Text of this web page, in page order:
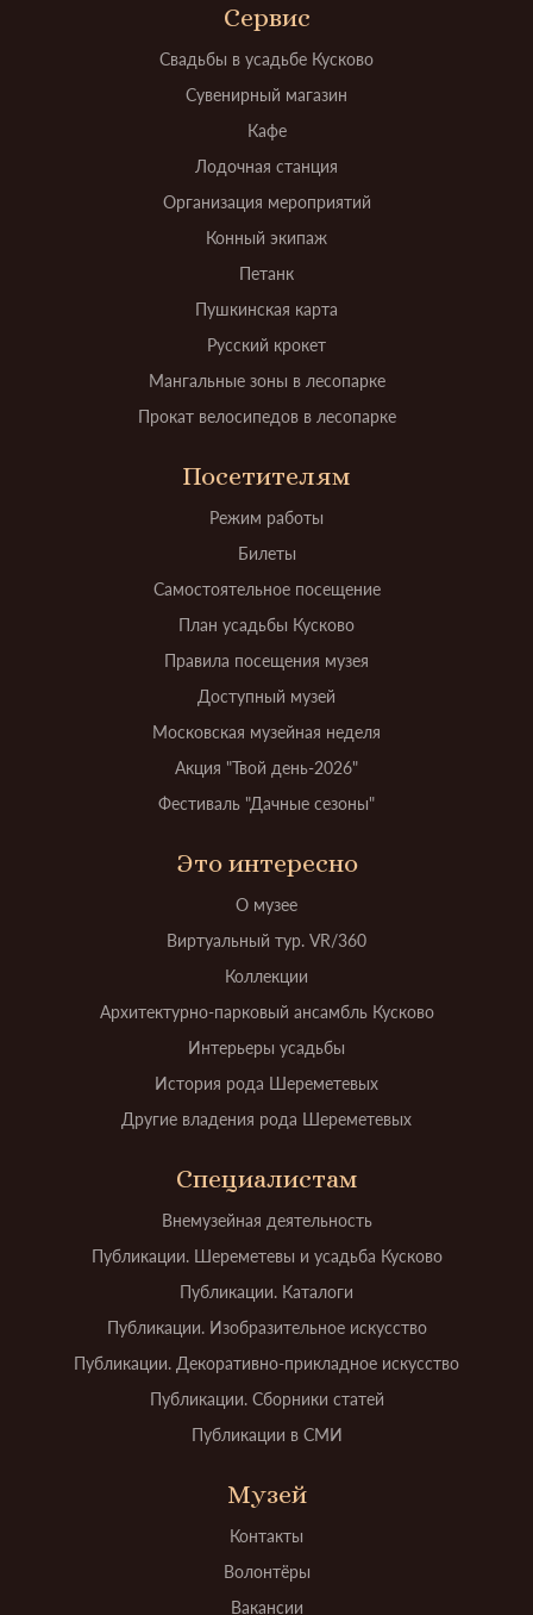
Сервис
Свадьбы в усадьбе Кусково
Сувенирный магазин
Кафе
Лодочная станция
Организация мероприятий
Конный экипаж
Петанк
Пушкинская карта
Русский крокет
Мангальные зоны в лесопарке
Прокат велосипедов в лесопарке
Посетителям
Режим работы
Билеты
Самостоятельное посещение
План усадьбы Кусково
Правила посещения музея
Доступный музей
Московская музейная неделя
Акция "Твой день-2026"
Фестиваль "Дачные сезоны"
Это интересно
О музее
Виртуальный тур. VR/360
Коллекции
Архитектурно-парковый ансамбль Кусково
Интерьеры усадьбы
История рода Шереметевых
Другие владения рода Шереметевых
Специалистам
Внемузейная деятельность
Публикации. Шереметевы и усадьба Кусково
Публикации. Каталоги
Публикации. Изобразительное искусство
Публикации. Декоративно-прикладное искусство
Публикации. Сборники статей
Публикации в СМИ
Музей
Контакты
Волонтёры
Вакансии